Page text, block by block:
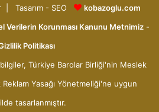
| Tasarım - SEO
kobazoglu.com
Verilerin Korunması Kanunu Metnimiz-
Politikası
Türkiye Barolar Birliği'nin Meslek
Reklam Yasağı Yönetmeliği'ne uygun
tasarlanmıştır.